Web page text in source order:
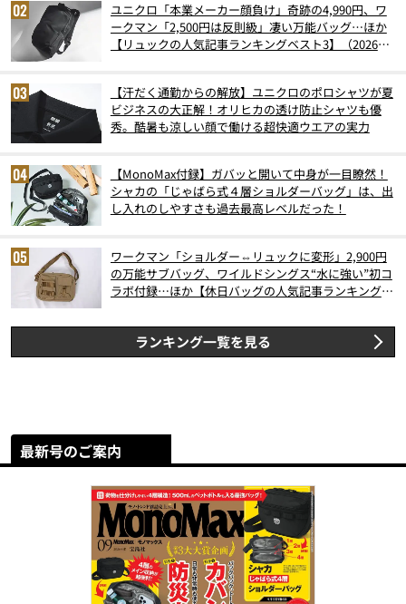
ユニクロ「本業メーカー顔負け」奇跡の4,990円、ワ
ークマン「2,500円は反則級」凄い万能バッグ…ほか
【リュックの人気記事ランキングベスト3】（2026年
【汗だく通勤からの解放】ユニクロのポロシャツが夏
ビジネスの大正解！オリヒカの透け防止シャツも優
秀。酷暑も涼しい顔で働ける超快適ウエアの実力
【MonoMax付録】ガバッと開いて中身が一目瞭然！
シャカの「じゃばら式４層ショルダーバッグ」は、出
し入れのしやすさも過去最高レベルだった！
ワークマン「ショルダー⇔リュックに変形」2,900円
の万能サブバッグ、ワイルドシングス“水に強い”初コ
ラボ付録…ほか【休日バッグの人気記事ランキングベ
ランキング一覧を見る
最新号のご案内